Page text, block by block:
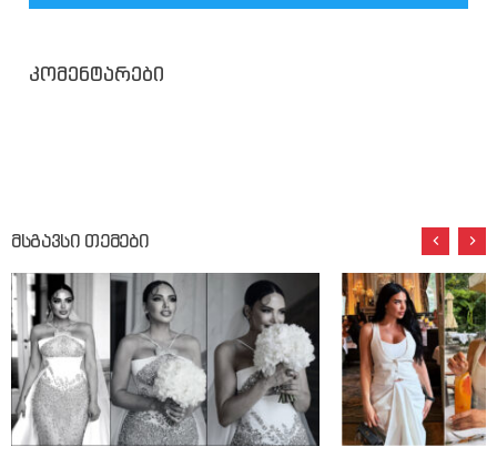
კომენტარები
მსგავსი თემები